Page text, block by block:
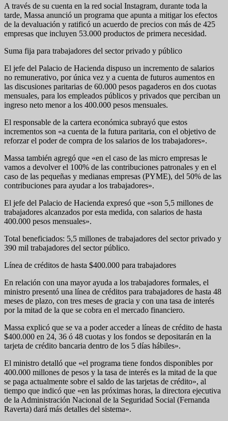
A través de su cuenta en la red social Instagram, durante toda la
tarde, Massa anunció un programa que apunta a mitigar los efectos
de la devaluación y ratificó un acuerdo de precios con más de 425
empresas que incluyen 53.000 productos de primera necesidad.
Suma fija para trabajadores del sector privado y público
El jefe del Palacio de Hacienda dispuso un incremento de salarios
no remunerativo, por única vez y a cuenta de futuros aumentos en
las discusiones paritarias de 60.000 pesos pagaderos en dos cuotas
mensuales, para los empleados públicos y privados que perciban un
ingreso neto menor a los 400.000 pesos mensuales.
El responsable de la cartera económica subrayó que estos
incrementos son «a cuenta de la futura paritaria, con el objetivo de
reforzar el poder de compra de los salarios de los trabajadores».
Massa también agregó que «en el caso de las micro empresas le
vamos a devolver el 100% de las contribuciones patronales y en el
caso de las pequeñas y medianas empresas (PYME), del 50% de las
contribuciones para ayudar a los trabajadores».
El jefe del Palacio de Hacienda expresó que «son 5,5 millones de
trabajadores alcanzados por esta medida, con salarios de hasta
400.000 pesos mensuales».
Total beneficiados: 5,5 millones de trabajadores del sector privado y
390 mil trabajadores del sector público.
Línea de créditos de hasta $400.000 para trabajadores
En relación con una mayor ayuda a los trabajadores formales, el
ministro presentó una línea de créditos para trabajadores de hasta 48
meses de plazo, con tres meses de gracia y con una tasa de interés
por la mitad de la que se cobra en el mercado financiero.
Massa explicó que se va a poder acceder a líneas de crédito de hasta
$400.000 en 24, 36 ó 48 cuotas y los fondos se depositarán en la
tarjeta de crédito bancaria dentro de los 5 días hábiles».
El ministro detalló que «el programa tiene fondos disponibles por
400.000 millones de pesos y la tasa de interés es la mitad de la que
se paga actualmente sobre el saldo de las tarjetas de crédito», al
tiempo que indicó que «en las próximas horas, la directora ejecutiva
de la Administración Nacional de la Seguridad Social (Fernanda
Raverta) dará más detalles del sistema».